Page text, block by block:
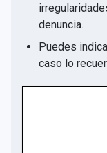
denuncia.
Puedes
caso lo